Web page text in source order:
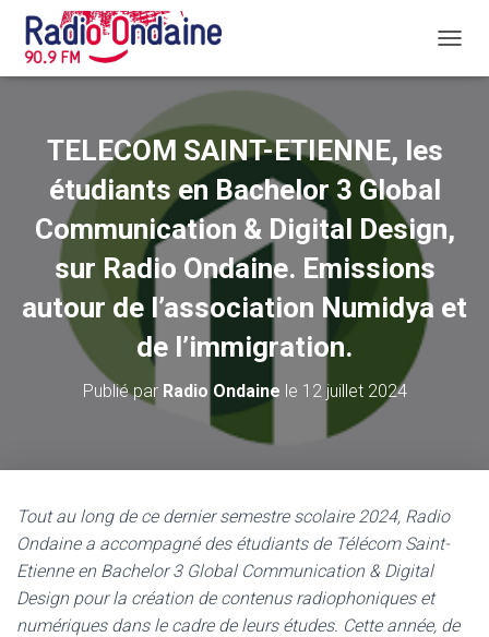
É
N
I
TELECOM SAINT-ETIENNE, les
étudiants en Bachelor 3 Global
Communication & Digital Design,
sur Radio Ondaine. Emissions
autour de l’association Numidya et
de l’immigration.
Publié par Radio Ondaine le 12 juillet 2024
Tout au long de ce dernier semestre scolaire 2024, Radio
Ondaine a accompagné des étudiants de Télécom Saint-
Etienne en Bachelor 3 Global Communication & Digital
Design pour la création de contenus radiophoniques et
numériques dans le cadre de leurs études. Cette année, de